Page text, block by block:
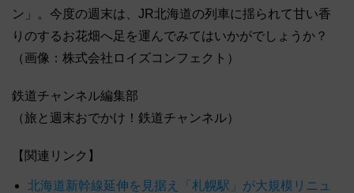
ン」。今度の週末は、JR北海道の列車に揺られて甘い香
りのするお花畑へ足を運んでみてはいかがでしょうか？
（画像：株式会社ロイズコンフェクト）
鉄道チャンネル編集部
（旅と週末おでかけ！鉄道チャンネル）
【関連リンク】
北海道新幹線延伸を見据え「札幌駅」が大規模リニュ